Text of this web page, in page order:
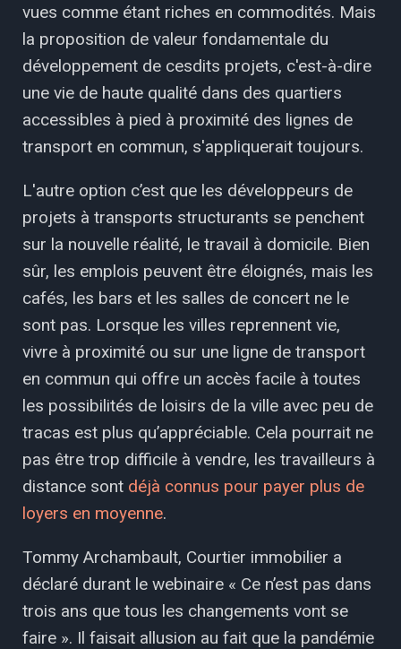
vues comme étant riches en commodités. Mais
la proposition de valeur fondamentale du
développement de cesdits projets, c'est-à-dire
une vie de haute qualité dans des quartiers
accessibles à pied à proximité des lignes de
transport en commun, s'appliquerait toujours.
L'autre option c’est que les développeurs de
projets à transports structurants se penchent
sur la nouvelle réalité, le travail à domicile. Bien
sûr, les emplois peuvent être éloignés, mais les
cafés, les bars et les salles de concert ne le
sont pas. Lorsque les villes reprennent vie,
vivre à proximité ou sur une ligne de transport
en commun qui offre un accès facile à toutes
les possibilités de loisirs de la ville avec peu de
tracas est plus qu’appréciable. Cela pourrait ne
pas être trop difficile à vendre, les travailleurs à
distance sont déjà connus pour payer plus de
loyers en moyenne.
Tommy Archambault, Courtier immobilier a
déclaré durant le webinaire « Ce n’est pas dans
trois ans que tous les changements vont se
faire ». Il faisait allusion au fait que la pandémie